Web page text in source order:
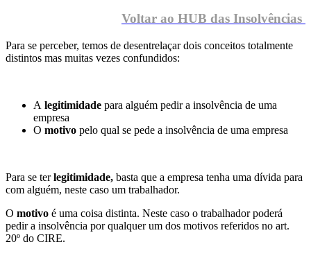
Voltar ao HUB das Insolvências
Para se perceber, temos de desentrelaçar dois conceitos totalmente
distintos mas muitas vezes confundidos:
A legitimidade para alguém pedir a insolvência de uma
empresa
O motivo pelo qual se pede a insolvência de uma empresa
Para se terlegitimidade, basta que a empresa tenha uma dívida para
com alguém, neste caso um trabalhador.
O motivo é uma coisa distinta. Neste caso o trabalhador poderá
pedir a insolvência por qualquer um dos motivos referidos no art.
20º do CIRE.